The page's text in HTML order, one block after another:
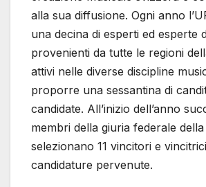
alla sua diffusione. Ogni anno
una decina di esperti ed esperte
provenienti da tutte le regioni
attivi nelle diverse discipline
proporre una sessantina di
candidate. All’inizio dell’anno
membri della giuria federale
selezionano 11 vincitori e
candidature pervenute.